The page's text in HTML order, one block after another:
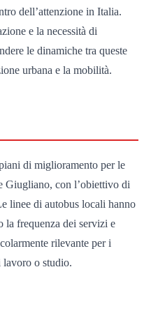
dell’attenzione in Italia.
e la necessità di
le dinamiche tra queste
urbana e la mobilità.
di miglioramento per le
Giugliano, con l’obiettivo di
linee di autobus locali hanno
la frequenza dei servizi e
rilevante per i
o studio.